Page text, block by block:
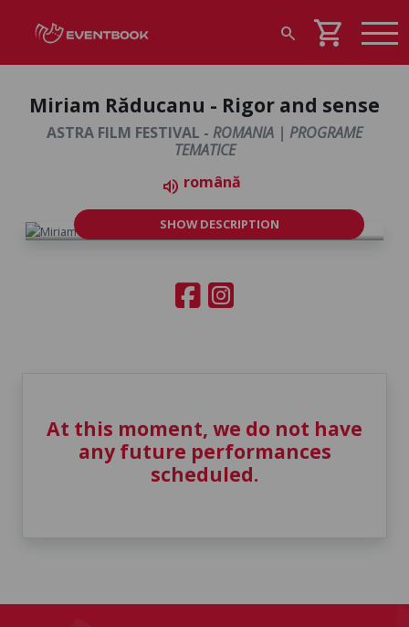
search shopping_cart
Miriam Răducanu - Rigor and sense
ASTRA FILM FESTIVAL - ROMANIA | PROGRAME
TEMATICE
volume_up română
SHOW DESCRIPTION
At this moment, we do not have
any future performances
scheduled.